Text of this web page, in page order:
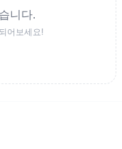
니다.
어보세요!